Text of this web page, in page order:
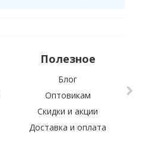
Полезное
Блог
Оптовикам
Скидки и акции
Доставка и оплата